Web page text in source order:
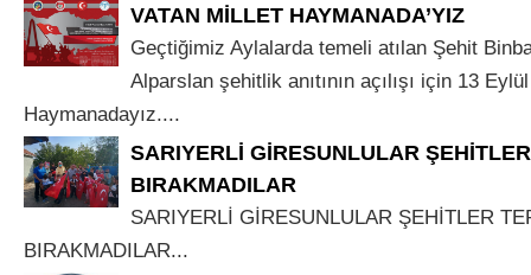
VATAN MİLLET HAYMANADA’YIZ
Geçtiğimiz Aylalarda temeli atılan Şehit
Alparslan şehitlik anıtının açılışı için 13
Haymanadayız....
SARIYERLİ GİRESUNLULAR
BIRAKMADILAR
SARIYERLİ GİRESUNLULAR ŞEHİTLER
BIRAKMADILAR...